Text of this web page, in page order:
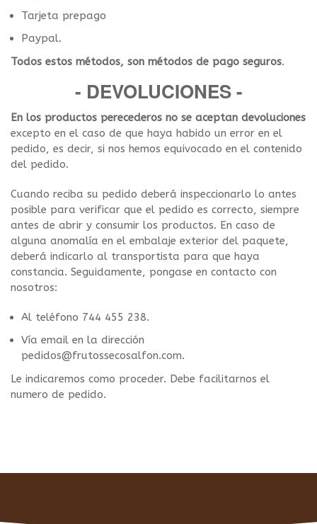
Tarjeta prepago
Paypal.
Todos estos métodos, son métodos de pago seguros.
- DEVOLUCIONES -
En los productos perecederos no se aceptan devoluciones
excepto en el caso de que haya habido un error en el
pedido, es decir, si nos hemos equivocado en el contenido
del pedido.
Cuando reciba su pedido deberá inspeccionarlo lo antes
posible para verificar que el pedido es correcto, siempre
antes de abrir y consumir los productos. En caso de
alguna anomalía en el embalaje exterior del paquete,
deberá indicarlo al transportista para que haya
constancia. Seguidamente, pongase en contacto con
nosotros:
Al teléfono 744 455 238.
Vía email en la dirección
pedidos@frutossecosalfon.com.
Le indicaremos como proceder. Debe facilitarnos el
numero de pedido.